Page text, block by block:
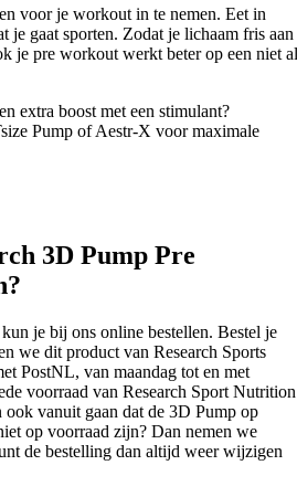
voor je workout in te nemen. Eet in
je gaat sporten. Zodat je lichaam fris aan
je pre workout werkt beter op een niet al
extra boost met een stimulant?
Pump of Aestr-X voor maximale
3D Pump Pre
je bij ons online bestellen. Bestel je
we dit product van Research Sports
PostNL, van maandag tot en met
voorraad van Research Sport Nutrition
ook vanuit gaan dat de 3D Pump op
op voorraad zijn? Dan nemen we
de bestelling dan altijd weer wijzigen